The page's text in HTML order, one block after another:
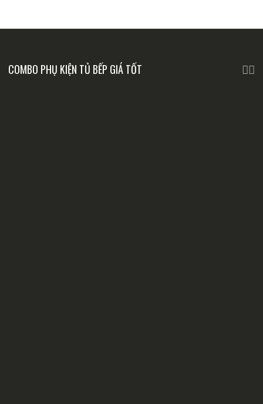
COMBO PHỤ KIỆN TỦ BẾP GIÁ TỐT